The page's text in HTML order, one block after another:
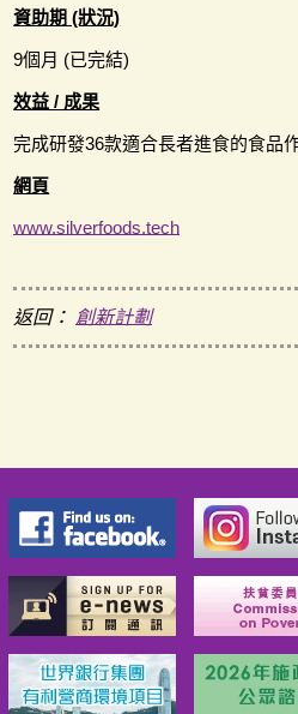
資助期 (狀況)
9個月 (已完結)
效益 / 成果
完成研發36款適合長者進食的食品
網頁
www.silverfoods.tech
返回： 創新計劃